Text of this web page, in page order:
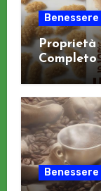
Proprietà
Completo